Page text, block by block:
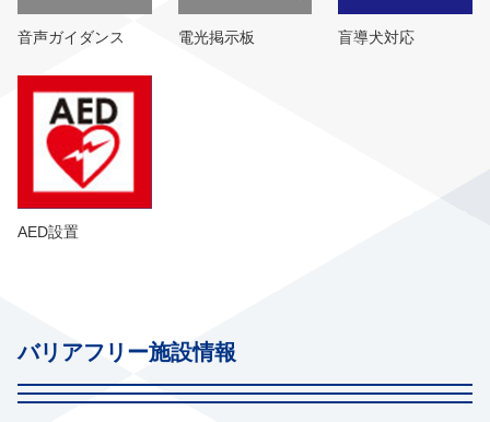
音声ガイダンス 電光掲示板 盲導犬対応
AED設置
バリアフリー施設情報